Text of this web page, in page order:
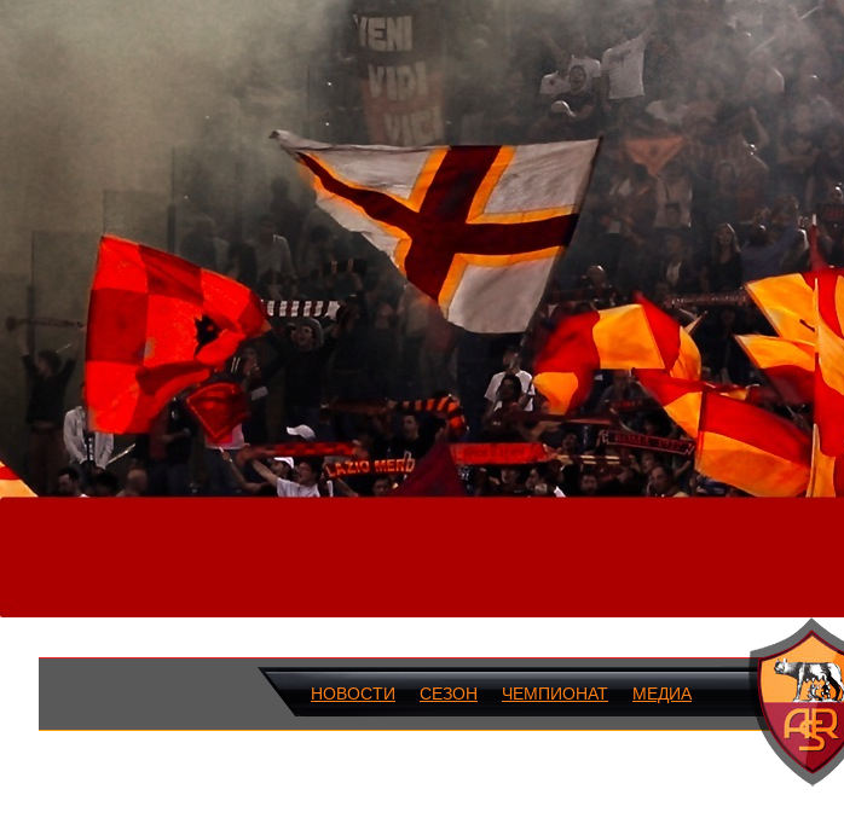
НОВОСТИ СЕЗОН ЧЕМПИОНАТ МЕДИА